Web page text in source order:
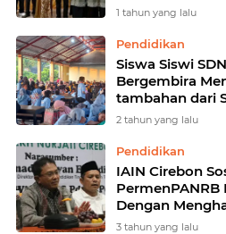
1 tahun yang lalu
Pendidikan
Siswa Siswi
Bergembira
tambahan dari
2 tahun yang lalu
Pendidikan
IAIN Cirebon
PermenPANRB
Dengan
Tetkemuka
3 tahun yang lalu